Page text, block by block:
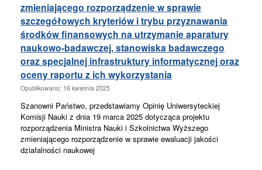
zmieniającego rozporządzenie w sprawie
szczegółowych kryteriów i trybu przyznawania
środków finansowych na utrzymanie aparatury
naukowo-badawczej, stanowiska badawczego
oraz specjalnej infrastruktury informatycznej oraz
oceny raportu z ich wykorzystania
Opublikowano: 16 kwietnia 2025
Szanowni Państwo, przedstawiamy Opinię Uniwersyteckiej
Komisji Nauki z dnia 19 marca 2025 dotycząca projektu
rozporządzenia Ministra Nauki i Szkolnictwa Wyższego
zmieniającego rozporządzenie w sprawie ewaluacji jakości
działalności naukowej